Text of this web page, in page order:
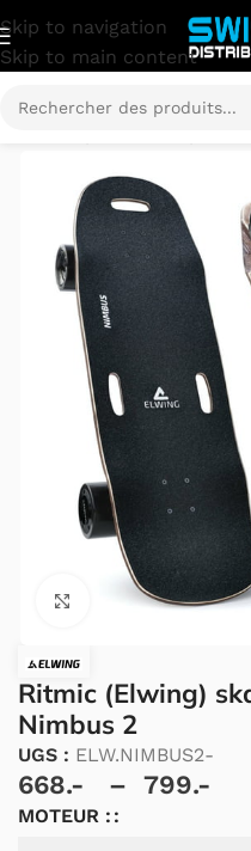
Skip to navigation
Skip to main content
Cliquez pour
Ritmic (Elwing)
Nimbus 2
UGS : ELW.NIMBUS2-
668.- – 799.-
MOTEUR :
Alternative: